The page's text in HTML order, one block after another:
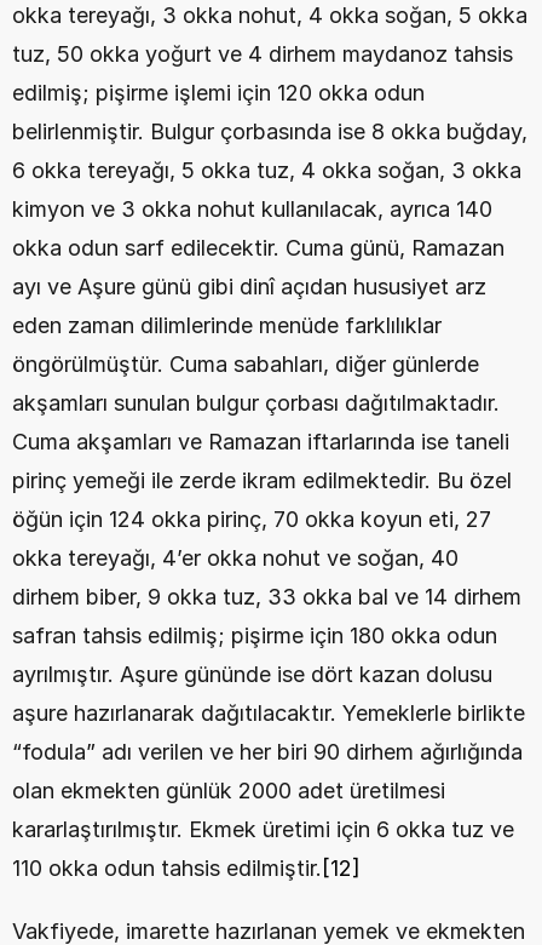
okka tereyağı, 3 okka nohut, 4 okka soğan, 5 okka
tuz, 50 okka yoğurt ve 4 dirhem maydanoz tahsis
edilmiş; pişirme işlemi için 120 okka odun
belirlenmiştir. Bulgur çorbasında ise 8 okka buğday,
6 okka tereyağı, 5 okka tuz, 4 okka soğan, 3 okka
kimyon ve 3 okka nohut kullanılacak, ayrıca 140
okka odun sarf edilecektir. Cuma günü, Ramazan
ayı ve Aşure günü gibi dinî açıdan hususiyet arz
eden zaman dilimlerinde menüde farklılıklar
öngörülmüştür. Cuma sabahları, diğer günlerde
akşamları sunulan bulgur çorbası dağıtılmaktadır.
Cuma akşamları ve Ramazan iftarlarında ise taneli
pirinç yemeği ile zerde ikram edilmektedir. Bu özel
öğün için 124 okka pirinç, 70 okka koyun eti, 27
okka tereyağı, 4’er okka nohut ve soğan, 40
dirhem biber, 9 okka tuz, 33 okka bal ve 14 dirhem
safran tahsis edilmiş; pişirme için 180 okka odun
ayrılmıştır. Aşure gününde ise dört kazan dolusu
aşure hazırlanarak dağıtılacaktır. Yemeklerle birlikte
“fodula” adı verilen ve her biri 90 dirhem ağırlığında
olan ekmekten günlük 2000 adet üretilmesi
kararlaştırılmıştır. Ekmek üretimi için 6 okka tuz ve
110 okka odun tahsis edilmiştir. [12]
Vakfiyede, imarette hazırlanan yemek ve ekmekten